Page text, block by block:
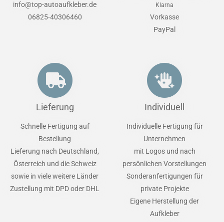
info@top-autoaufkleber.de
06825-40306460
Klarna
Vorkasse
PayPal
Lieferung
Schnelle Fertigung auf
Bestellung
Lieferung nach Deutschland,
Österreich und die Schweiz
sowie in viele weitere Länder
Zustellung mit DPD oder DHL
Individuell
Individuelle Fertigung für
Unternehmen
mit Logos und nach
persönlichen Vorstellungen
Sonderanfertigungen für
private Projekte
Eigene Herstellung der
Aufkleber